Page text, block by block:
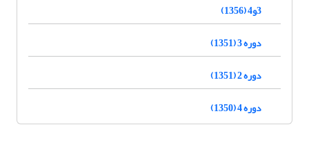
3و4 (1356)
دوره 3 (1351)
دوره 2 (1351)
دوره 4 (1350)